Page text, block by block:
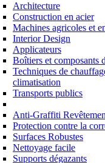
Architecture
Construction en acier
Machines agricoles et
Interior Design
Applicateurs
Boîtiers et composants
Techniques de
climatisation
Transports publics
Anti-Graffiti
Protection contre la
Surfaces Robustes
Nettoyage facile
Supports dégazants